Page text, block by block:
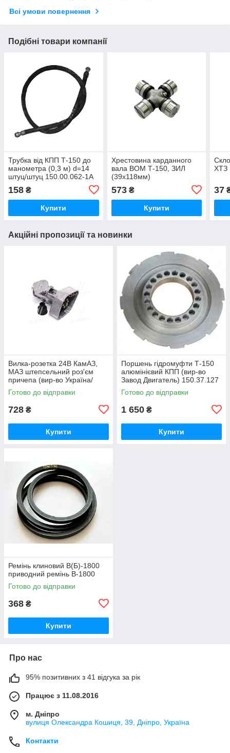
Всі умови повернення
Подібні товари компанії
Трубка від КПП Т-150 до
манометра (0,3 м) d=14
штуц/штуц 150.00.062-1А
158 ₴
Купити
Хрестовина карданного
вала ВОМ Т-150, ЗИЛ
(39х118мм)
573₴
Купити
ХТЗ
37
Акційні пропозиції та новинки
Вилка-розетка 24В КамАЗ,
МАЗ штепсельний роз'єм
причепа (вир-во Україна/
СНД) 5320-3723156 / 5320-
3723100
Готово до відправки
728 ₴
Купити
Поршень гідромуфти Т-150
алюмінієвий КПП (вир-во
Завод Двигатель) 150.37.127
/ 150.37.127-1
Готово до відправки
1 650 ₴
Купити
Ремінь клиновий B(Б)-1800
приводний ремінь B-1800
Готово до відправки
368 ₴
Купити
Про нас
95% позитивних з 41 відгука за рік
Працює з 11.08.2016
м. Дніпро
вулиця Олександра Кошиця, 39, Дніпро, Україна
Контакти